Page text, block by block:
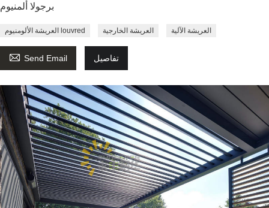
برجولا ألمنيوم
العريشة الألومنيوم louvred العريشة الخارجية العريشة الآلية
 Send Email تفاصيل